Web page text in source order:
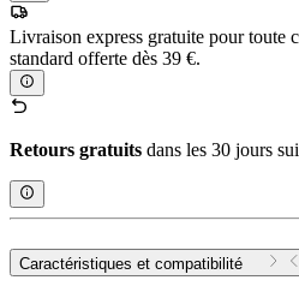
Livraison express gratuite pour toute
standard offerte dès 39 €.
Retours gratuits dans les 30 jours
Caractéristiques et compatibilité